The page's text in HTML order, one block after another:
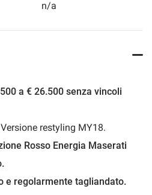
n/a
a € 26.500 senza vincoli
Versione restyling MY18.
Rosso Energia Maserati
e regolarmente tagliandato.